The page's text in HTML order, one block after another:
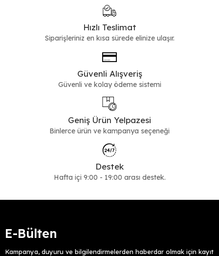
Hızlı Teslimat
Siparişleriniz en kısa sürede elinize ulaşır.
Güvenli Alışveriş
Güvenli ve kolay ödeme sistemi
Geniş Ürün Yelpazesi
Binlerce ürün ve kampanya seçeneği
Destek
Hafta içi 9:00 - 19:00 arası destek.
E-Bülten
Kampanya, duyuru ve bilgilendirmelerden haberdar olmak için kayıt